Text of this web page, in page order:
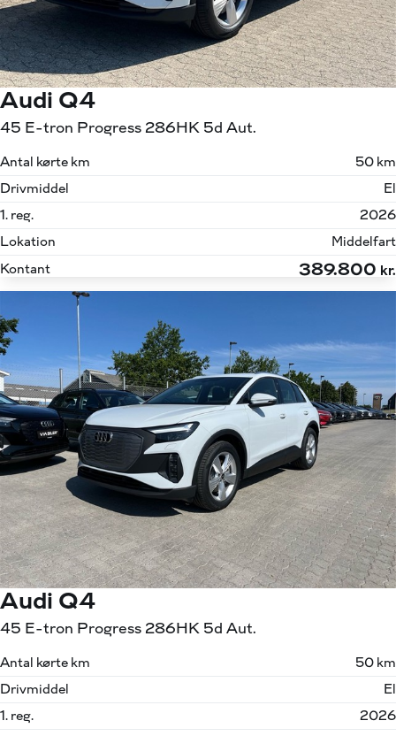
Audi Q4
45 E-tron Progress 286HK 5d Aut.
Antal kørte km
50 km
Drivmiddel
El
1. reg.
2026
Lokation
Middelfart
Kontant
389.800 kr.
Audi Q4
45 E-tron Progress 286HK 5d Aut.
Antal kørte km
50 km
Drivmiddel
El
1. reg.
2026